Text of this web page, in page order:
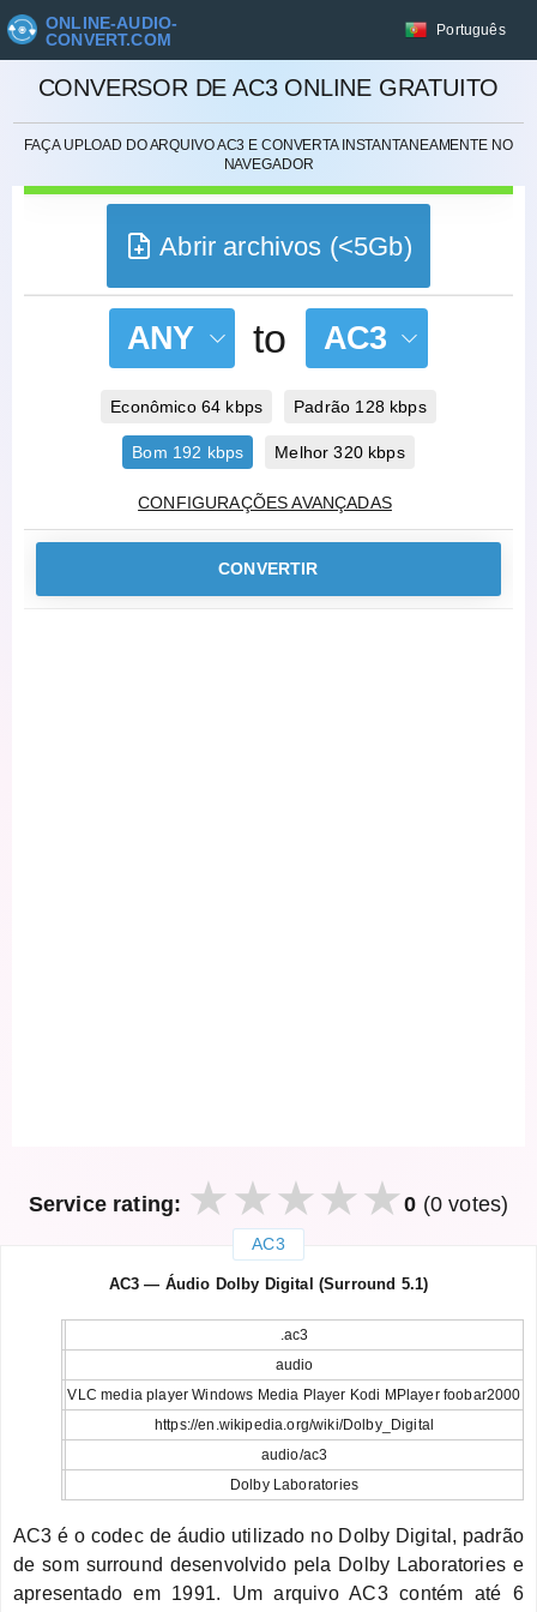
ONLINE-AUDIO-
CONVERT.COM
Português
CONVERSOR DE AC3 ONLINE GRATUITO
FAÇA UPLOAD DO ARQUIVO AC3 E CONVERTA INSTANTANEAMENTE NO
NAVEGADOR
Abrir archivos (<5Gb)
ANY to AC3
Econômico 64 kbps Padrão 128 kbps
Bom 192 kbps Melhor 320 kbps
CONFIGURAÇÕES AVANÇADAS
CONVERTIR
Service rating: 0 (0 votes)
AC3
AC3 — Áudio Dolby Digital (Surround 5.1)
.ac3
audio
VLC media player Windows Media Player Kodi MPlayer foobar2000
https://en.wikipedia.org/wiki/Dolby_Digital
audio/ac3
Dolby Laboratories
AC3 é o codec de áudio utilizado no Dolby Digital, padrão
de som surround desenvolvido pela Dolby Laboratories e
apresentado em 1991. Um arquivo AC3 contém até 6